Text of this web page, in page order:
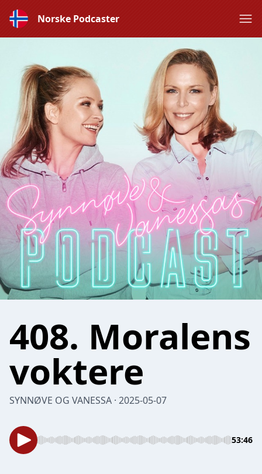
Norske Podcaster
408. Moralens
voktere
SYNNØVE OG VANESSA · 2025-05-07
53:46